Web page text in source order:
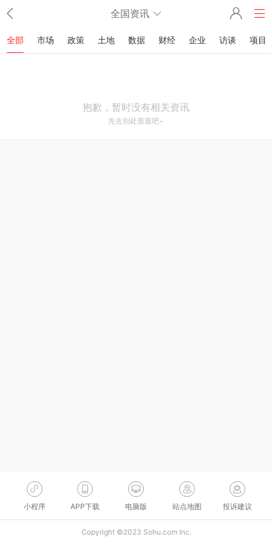
全国资讯
全部 市场 政策 土地 数据 财经 企业 访谈 项目
抱歉，暂时没有相关资讯
先去别处逛逛吧~
小程序 APP下载 电脑版 站点地图 投诉建议
Copyright ©2023 Sohu.com Inc.